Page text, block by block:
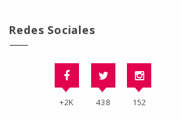
Redes Sociales
+2K 438 152